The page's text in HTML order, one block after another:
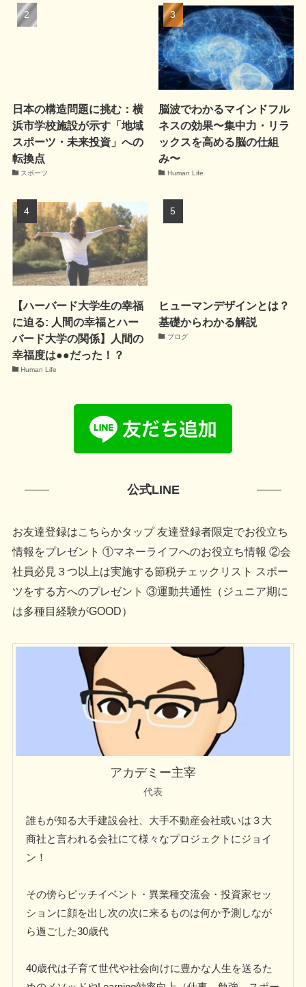
日本の構造問題に挑む：横
浜市学校施設が示す「地域
スポーツ・未来投資」への
転換点
スポーツ
脳波でわかるマインドフル
ネスの効果〜集中力・リラ
ックスを高める脳の仕組
み〜
Human Life
【ハーバード大学生の幸福
に迫る: 人間の幸福とハー
バード大学の関係】人間の
幸福度は●●だった！？
Human Life
ヒューマンデザインとは？
基礎からわかる解説
ブログ
公式LINE
お友達登録はこちらかタップ 友達登録者限定でお役立ち
情報をプレゼント ①マネーライフへのお役立ち情報 ②会
社員必見３つ以上は実施する節税チェックリスト スポー
ツをする方へのプレゼント ③運動共通性（ジュニア期に
は多種目経験がGOOD）
アカデミー主宰
代表
誰もが知る大手建設会社、大手不動産会社或いは３大
商社と言われる会社にて様々なプロジェクトにジョイ
ン！
その傍らピッチイベント・異業種交流会・投資家セッ
ションに顔を出し次の次に来るものは何か予測しなが
ら過ごした30歳代
40歳代は子育て世代や社会向けに豊かな人生を送るた